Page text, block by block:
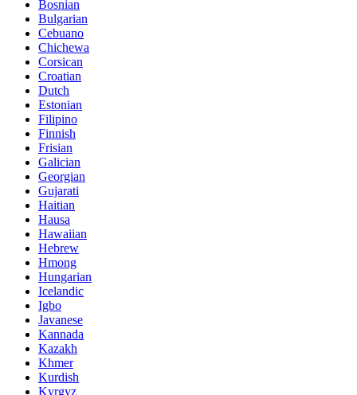
Bosnian
Bulgarian
Cebuano
Chichewa
Corsican
Croatian
Dutch
Estonian
Filipino
Finnish
Frisian
Galician
Georgian
Gujarati
Haitian
Hausa
Hawaiian
Hebrew
Hmong
Hungarian
Icelandic
Igbo
Javanese
Kannada
Kazakh
Khmer
Kurdish
Kyrgyz